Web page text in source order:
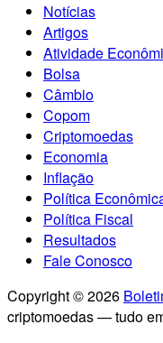
Notícias
Artigos
Atividade
Bolsa
Câmbio
Copom
Criptomoedas
Economia
Inflação
Política
Política Fiscal
Resultados
Fale Conosco
Copyright © 2026
criptomoedas — tudo